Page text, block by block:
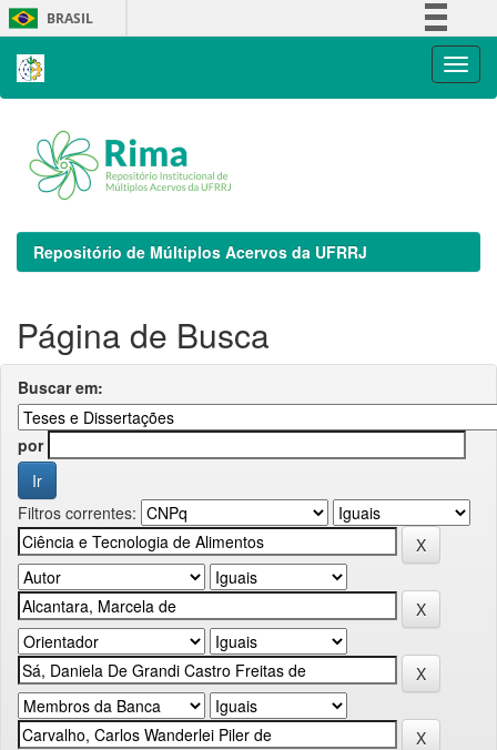
Skip
navigation
BRASIL
Repositório de Múltiplos Acervos da UFRRJ
Página de Busca
Buscar em:
por
Filtros correntes: